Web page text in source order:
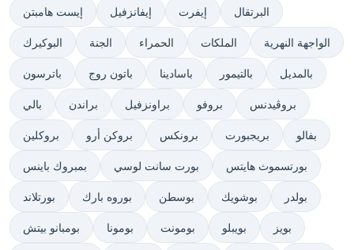
إيست هامبتن إيفانزفيل إيفرت البرتقال
البوكيرك الجنة الحمراء الملكات الواجهة النهرية
باترسون باتون روج باسادينا بالتيمور بالمديل
بالي براندن براونزفيل بروفو بروڤيدنس
بروكلين بروكن أرو برونكس بريجبورت بفالو
بمبروك باينس بورت سانت لوسي بورتسموث هايتس
بورتلاند بوروه بارك بوسطن بوشويك بولدر
بومبانو بيتش بومونا بومونت بويبلو بويز